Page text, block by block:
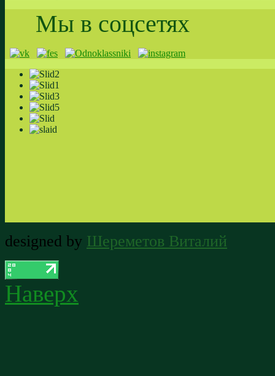
Мы в соцсетях
designed by Шереметов Виталий
Наверх